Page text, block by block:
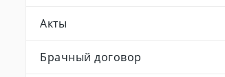
Акты
Брачный договор